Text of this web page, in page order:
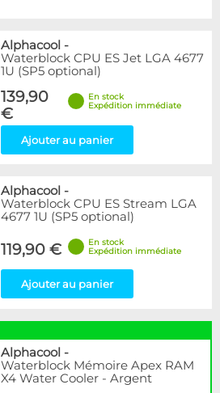
Alphacool -
Waterblock CPU ES Jet LGA 4677
1U (SP5 optional)
139,90
€
En stock
Expédition immédiate
Ajouter au panier
Alphacool -
Waterblock CPU ES Stream LGA
4677 1U (SP5 optional)
119,90 €
En stock
Expédition immédiate
Ajouter au panier
Alphacool -
Waterblock Mémoire Apex RAM
X4 Water Cooler - Argent